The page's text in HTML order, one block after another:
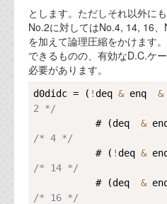
とします。ただしそれ以外に
No.2に対してはNo.4, 14, 16
を加えて論理圧縮をかけます
できるものの、有効なD.C.ケ
必要があります。
d0didc = ( !deq & enq &
2 */
           # (deq
&
/* 4 */
           # (
!deq &
/* 14 */
           # (deq
&
/* 16 */